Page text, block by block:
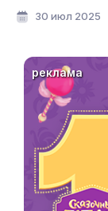
30 июл 2025
реклама